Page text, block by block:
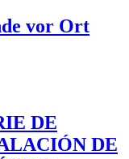
vor Ort
DE
DE